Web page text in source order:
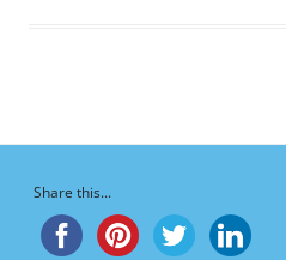
Share this...